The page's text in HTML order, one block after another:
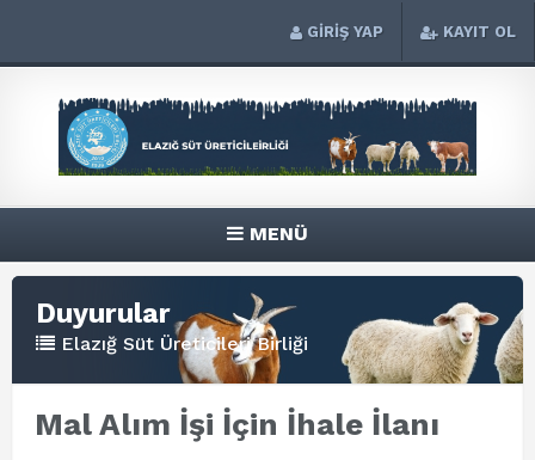
GİRİŞ YAP KAYIT OL
MENÜ
Duyurular
Elazığ Süt Üreticileri Birliği
Mal Alım İşi İçin İhale İlanı